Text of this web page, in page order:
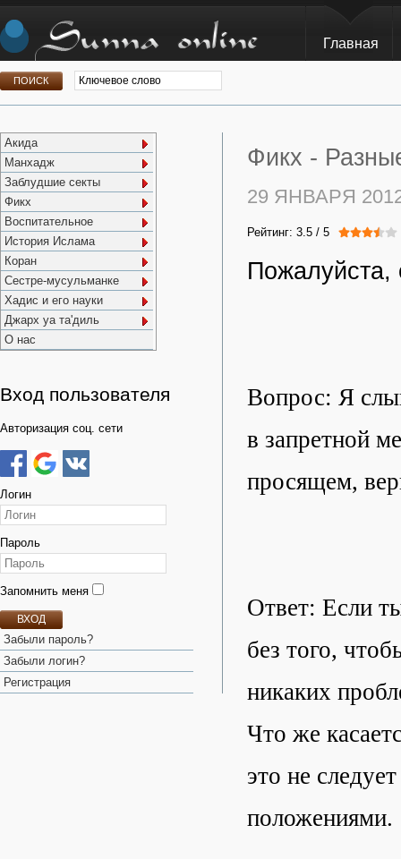
Главная
Акида
Манхадж
Заблудшие секты
Фикх
Воспитательное
История Ислама
Коран
Сестре-мусульманке
Хадис и его науки
Джарх уа та'диль
О нас
Вход пользователя
Авторизация соц. сети
Логин
Пароль
Запомнить меня
ВХОД
Забыли пароль?
Забыли логин?
Регистрация
Фикх -
29 ЯНВАРЯ
Рейтинг: 3.5 / 5
Пожалуйста,
Вопрос: Я
в запретной
просящем,
Ответ: Если
без того,
никаких
Что же
это не
положениями.